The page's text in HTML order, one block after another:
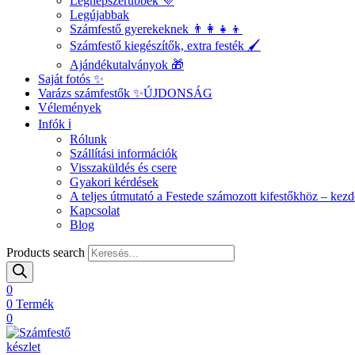
Legújabbak
Számfestő gyerekeknek 👨‍👩‍👧‍👦
Számfestő kiegészítők, extra festék 🖌️
Ajándékutalványok 🎁
Saját fotós ✨
Varázs számfestők ✨ÚJDONSÁG
Vélemények
Infók ℹ️
Rólunk
Szállítási információk
Visszaküldés és csere
Gyakori kérdések
A teljes útmutató a Festede számozott kifestőkhöz –
Kapcsolat
Blog
Products search
0
0 Termék
0